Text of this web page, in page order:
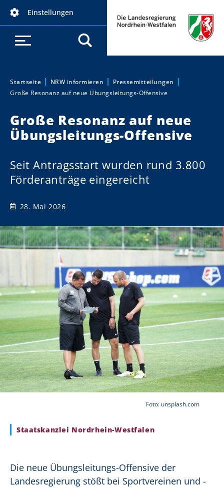
Einstellungen
Sie sind hier:
Startseite NRW informieren
Pressemitteilungen
Große Resonanz auf neue Übungsleitungs-Offensive
Große Resonanz auf neue
Übungsleitungs-Offensive
Seit Antragsstart wurden rund 3.800
Förderanträge eingereicht
28. Mai 2026
Foto: unsplash.com
Staatskanzlei Nordrhein-Westfalen
Die neue Übungsleitungs-Offensive der
Landesregierung stößt bei Sportvereinen und -